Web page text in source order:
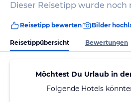
Dieser Reisetipp wurde
Reisetipp bewerten Bilder
Reisetippübersicht Bewertungen
Möchtest Du Urlaub in
Folgende Hotels